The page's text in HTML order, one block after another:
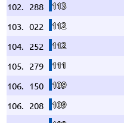
102. 288 113
103. 022 112
104. 252 112
105. 279 111
106. 150 109
106. 208 109